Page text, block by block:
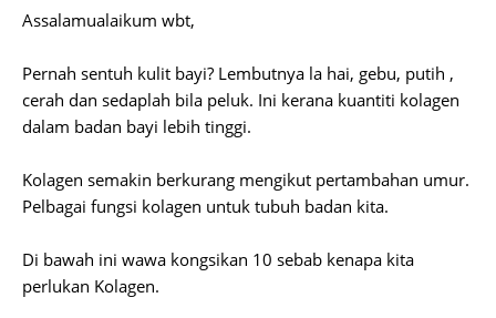
Assalamualaikum wbt,
Pernah sentuh kulit bayi? Lembutnya la hai, gebu, putih ,
cerah dan sedaplah bila peluk. Ini kerana kuantiti kolagen
dalam badan bayi lebih tinggi.
Kolagen semakin berkurang mengikut pertambahan umur.
Pelbagai fungsi kolagen untuk tubuh badan kita.
Di bawah ini wawa kongsikan 10 sebab kenapa kita
perlukan Kolagen.